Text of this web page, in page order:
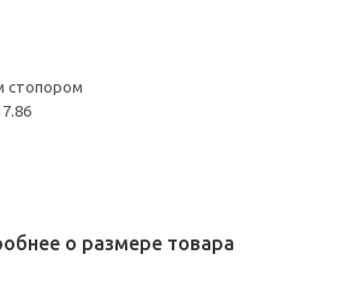
стопором
о размере товара